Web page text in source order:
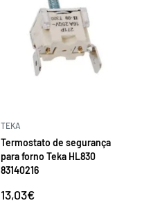
TEKA
Termostato de segurança
para forno Teka HL830
83140216
Preço
13,03€